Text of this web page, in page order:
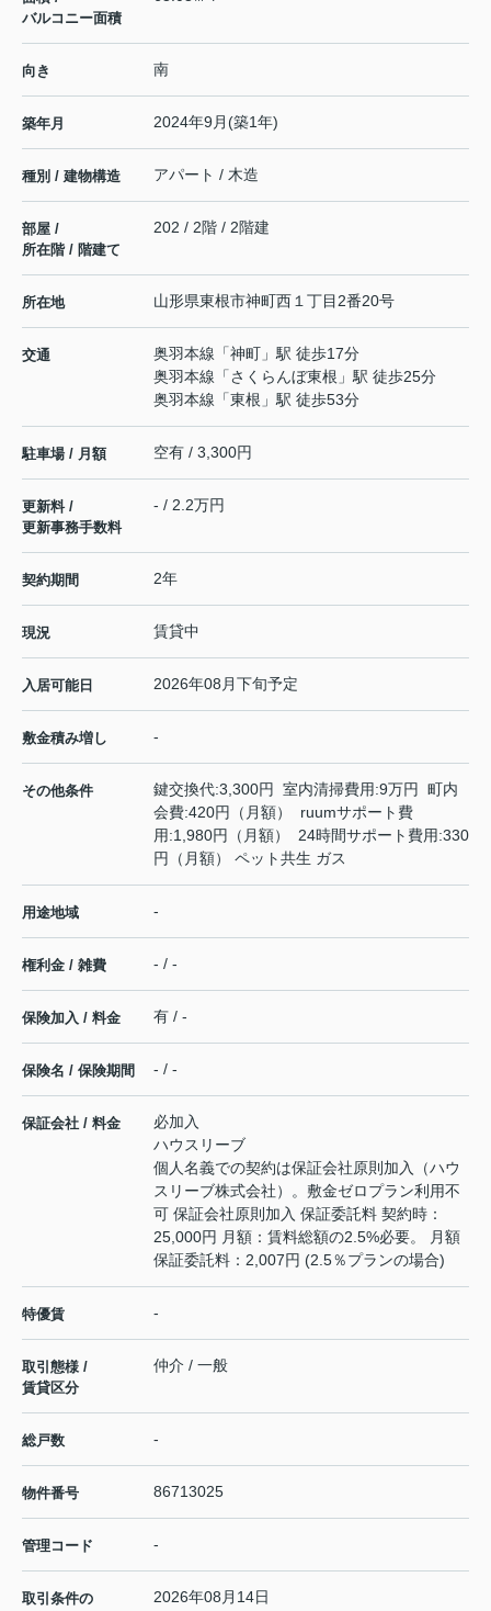
バルコニー面積
向き 南
築年月 2024年9月(築1年)
種別 / 建物構造 アパート / 木造
部屋 /
所在階 / 階建て
202 / 2階 / 2階建
所在地 山形県東根市神町西 １丁目2番20号
交通 奥羽本線 「神町 」駅 徒歩17分
奥羽本線 「さくらんぼ東根 」駅 徒歩25分
奥羽本線 「東根 」駅 徒歩53分
駐車場 / 月額 空有 / 3,300円
更新料 /
更新事務手数料
- / 2.2万円
契約期間 2年
現況 賃貸中
入居可能日 2026年08月下旬予定
敷金積み増し -
その他条件
鍵交換代:3,300円 室内清掃費用:9万円 町内
会費:420円（月額） ruumサポート費
用:1,980円（月額） 24時間サポート費用:330
円（月額） ペット共生 ガス
用途地域 -
権利金 / 雑費 - / -
保険加入 / 料金 有 / -
保険名 / 保険期間 - / -
保証会社 / 料金
必加入
ハウスリーブ
個人名義での契約は保証会社原則加入（ハウ
スリーブ株式会社）。敷金ゼロプラン利用不
可 保証会社原則加入 保証委託料 契約時：
25,000円 月額：賃料総額の2.5%必要。 月額
保証委託料：2,007円 (2.5％プランの場合)
特優賃 -
取引態様 /
賃貸区分
仲介 / 一般
総戸数 -
物件番号 86713025
管理コード -
取引条件の
2026年08月14日